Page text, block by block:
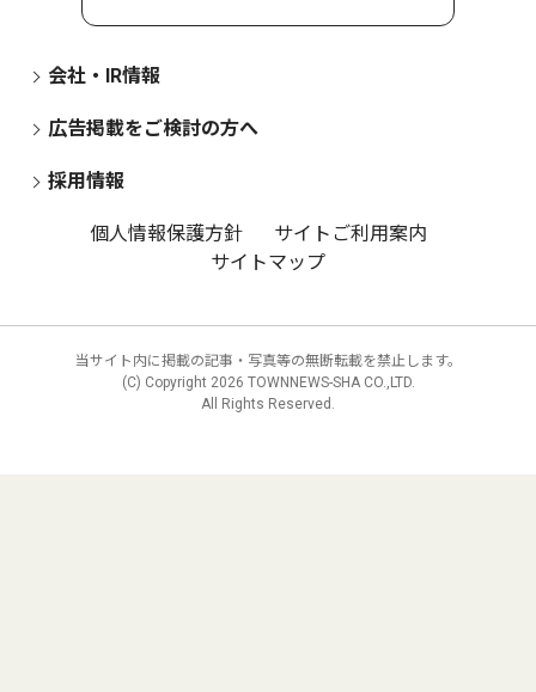
会社・IR情報
広告掲載をご検討の方へ
採用情報
個人情報保護方針
サイトご利用案内
サイトマップ
当サイト内に掲載の記事・写真等の無断転載を禁止します。
(C) Copyright 2026 TOWNNEWS-SHA CO.,LTD.
All Rights Reserved.